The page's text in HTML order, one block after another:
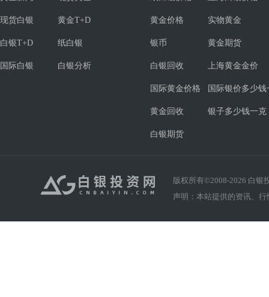
现货白银 黄金T+D
白银T+D 纸白银
国际白银 白银分析
黄金价格 实物黄金
银币 黄金期货
白银回收 上海黄金金价
国际黄金价格 国际银价多少钱
黄金回收 银子多少钱一克
白银期货
版权所有©2008-2026 白银
声明：本站提供的资讯、